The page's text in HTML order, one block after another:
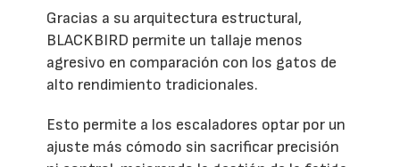
Gracias a su arquitectura estructural,
BLACKBIRD permite un tallaje menos
agresivo en comparación con los gatos de
alto rendimiento tradicionales.
Esto permite a los escaladores optar por un
ajuste más cómodo sin sacrificar precisión